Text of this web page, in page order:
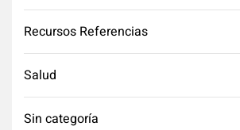
Recursos Referencias
Salud
Sin categoría